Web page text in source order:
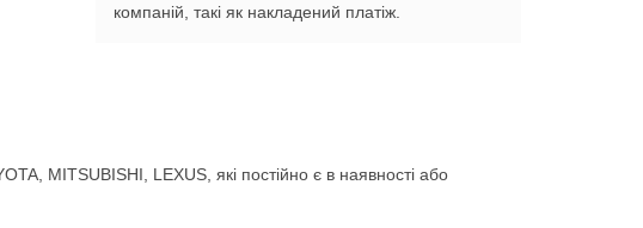
компаній, такі як накладений платіж.
MITSUBISHI, LEXUS, які постійно є в наявності або